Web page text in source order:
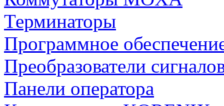
Терминаторы
Программное
Преобразователи
Панели оператора